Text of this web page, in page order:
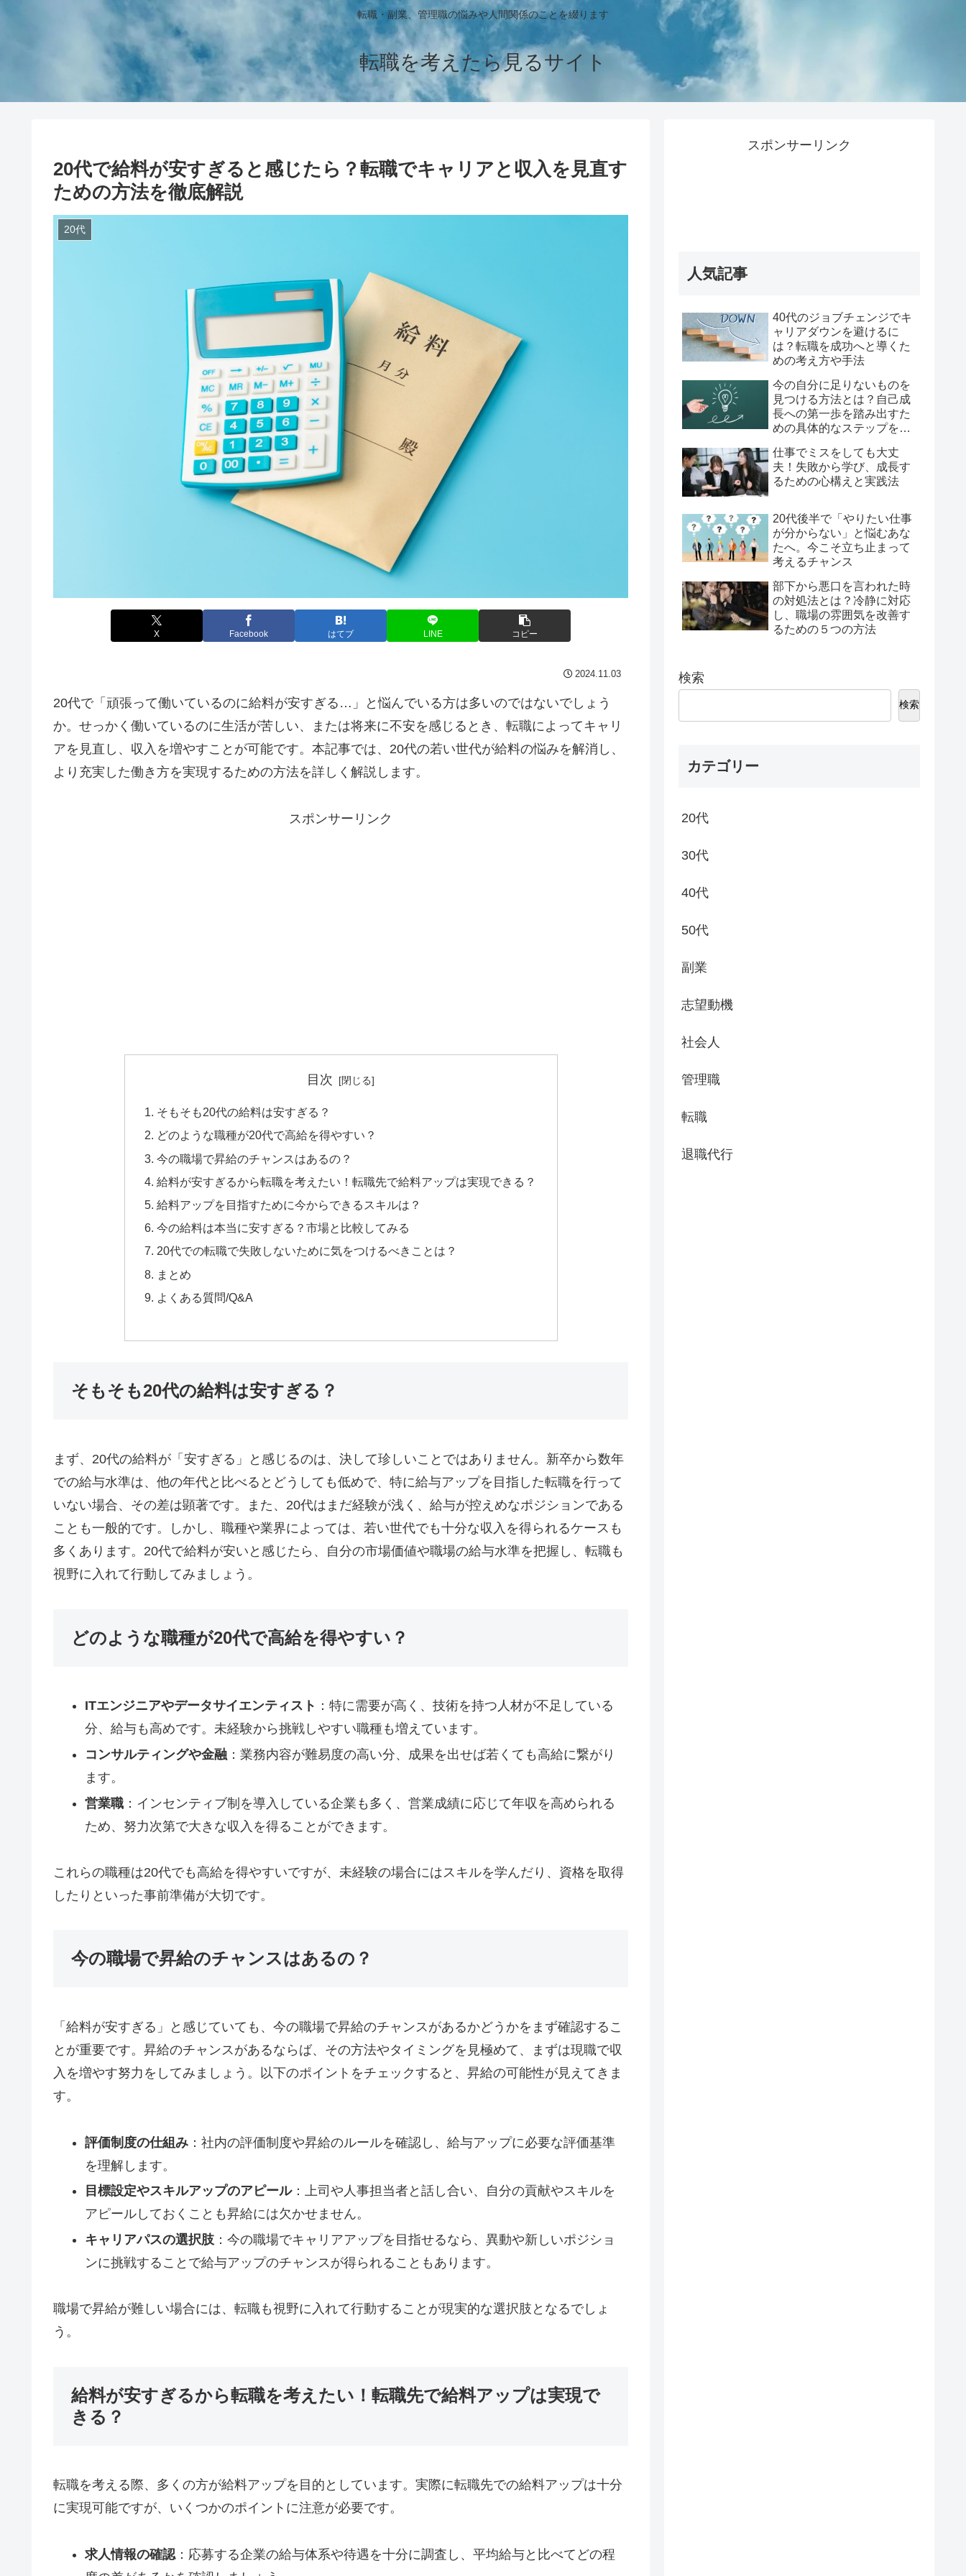
転職・副業、管理職の悩みや人間関係のことを綴ります
転職を考えたら見るサイト
20代で給料が安すぎると感じたら？転職でキャリアと収入を見直す
ための方法を徹底解説
20代
X Facebook はてブ LINE コピー
2024.11.03
20代で「頑張って働いているのに給料が安すぎる…」と悩んでいる方は多いのではないでしょう
か。せっかく働いているのに生活が苦しい、または将来に不安を感じるとき、転職によってキャリ
アを見直し、収入を増やすことが可能です。本記事では、20代の若い世代が給料の悩みを解消し、
より充実した働き方を実現するための方法を詳しく解説します。
スポンサーリンク
目次
そもそも20代の給料は安すぎる？
どのような職種が20代で高給を得やすい？
今の職場で昇給のチャンスはあるの？
給料が安すぎるから転職を考えたい！転職先で給料アップは実現できる？
給料アップを目指すために今からできるスキルは？
今の給料は本当に安すぎる？市場と比較してみる
20代での転職で失敗しないために気をつけるべきことは？
まとめ
よくある質問/Q&A
そもそも20代の給料は安すぎる？
まず、20代の給料が「安すぎる」と感じるのは、決して珍しいことではありません。新卒から数年
での給与水準は、他の年代と比べるとどうしても低めで、特に給与アップを目指した転職を行って
いない場合、その差は顕著です。また、20代はまだ経験が浅く、給与が控えめなポジションである
ことも一般的です。しかし、職種や業界によっては、若い世代でも十分な収入を得られるケースも
多くあります。20代で給料が安いと感じたら、自分の市場価値や職場の給与水準を把握し、転職も
視野に入れて行動してみましょう。
どのような職種が20代で高給を得やすい？
ITエンジニアやデータサイエンティスト ：特に需要が高く、技術を持つ人材が不足している
分、給与も高めです。未経験から挑戦しやすい職種も増えています。
コンサルティングや金融：業務内容が難易度の高い分、成果を出せば若くても高給に繋がり
ます。
営業職：インセンティブ制を導入している企業も多く、営業成績に応じて年収を高められる
ため、努力次第で大きな収入を得ることができます。
これらの職種は20代でも高給を得やすいですが、未経験の場合にはスキルを学んだり、資格を取得
したりといった事前準備が大切です。
今の職場で昇給のチャンスはあるの？
「給料が安すぎる」と感じていても、今の職場で昇給のチャンスがあるかどうかをまず確認するこ
とが重要です。昇給のチャンスがあるならば、その方法やタイミングを見極めて、まずは現職で収
入を増やす努力をしてみましょう。以下のポイントをチェックすると、昇給の可能性が見えてきま
す。
評価制度の仕組み：社内の評価制度や昇給のルールを確認し、給与アップに必要な評価基準
を理解します。
目標設定やスキルアップのアピール：上司や人事担当者と話し合い、自分の貢献やスキルを
アピールしておくことも昇給には欠かせません。
キャリアパスの選択肢：今の職場でキャリアアップを目指せるなら、異動や新しいポジショ
ンに挑戦することで給与アップのチャンスが得られることもあります。
職場で昇給が難しい場合には、転職も視野に入れて行動することが現実的な選択肢となるでしょ
う。
給料が安すぎるから転職を考えたい！転職先で給料アップは実現で
きる？
転職を考える際、多くの方が給料アップを目的としています。実際に転職先での給料アップは十分
に実現可能ですが、いくつかのポイントに注意が必要です。
求人情報の確認：応募する企業の給与体系や待遇を十分に調査し、平均給与と比べてどの程
スポンサーリンク
人気記事
40代のジョブチェンジでキ
ャリアダウンを避けるに
は？転職を成功へと導くた
めの考え方や手法
今の自分に足りないものを
見つける方法とは？自己成
長への第一歩を踏み出すた
めの具体的なステップを徹
仕事でミスをしても大丈
夫！失敗から学び、成長す
るための心構えと実践法
20代後半で「やりたい仕事
が分からない」と悩むあな
たへ。今こそ立ち止まって
考えるチャンス
部下から悪口を言われた時
の対処法とは？冷静に対応
し、職場の雰囲気を改善す
るための５つの方法
検索
検索
カテゴリー
20代
30代
40代
50代
副業
志望動機
社会人
管理職
転職
退職代行